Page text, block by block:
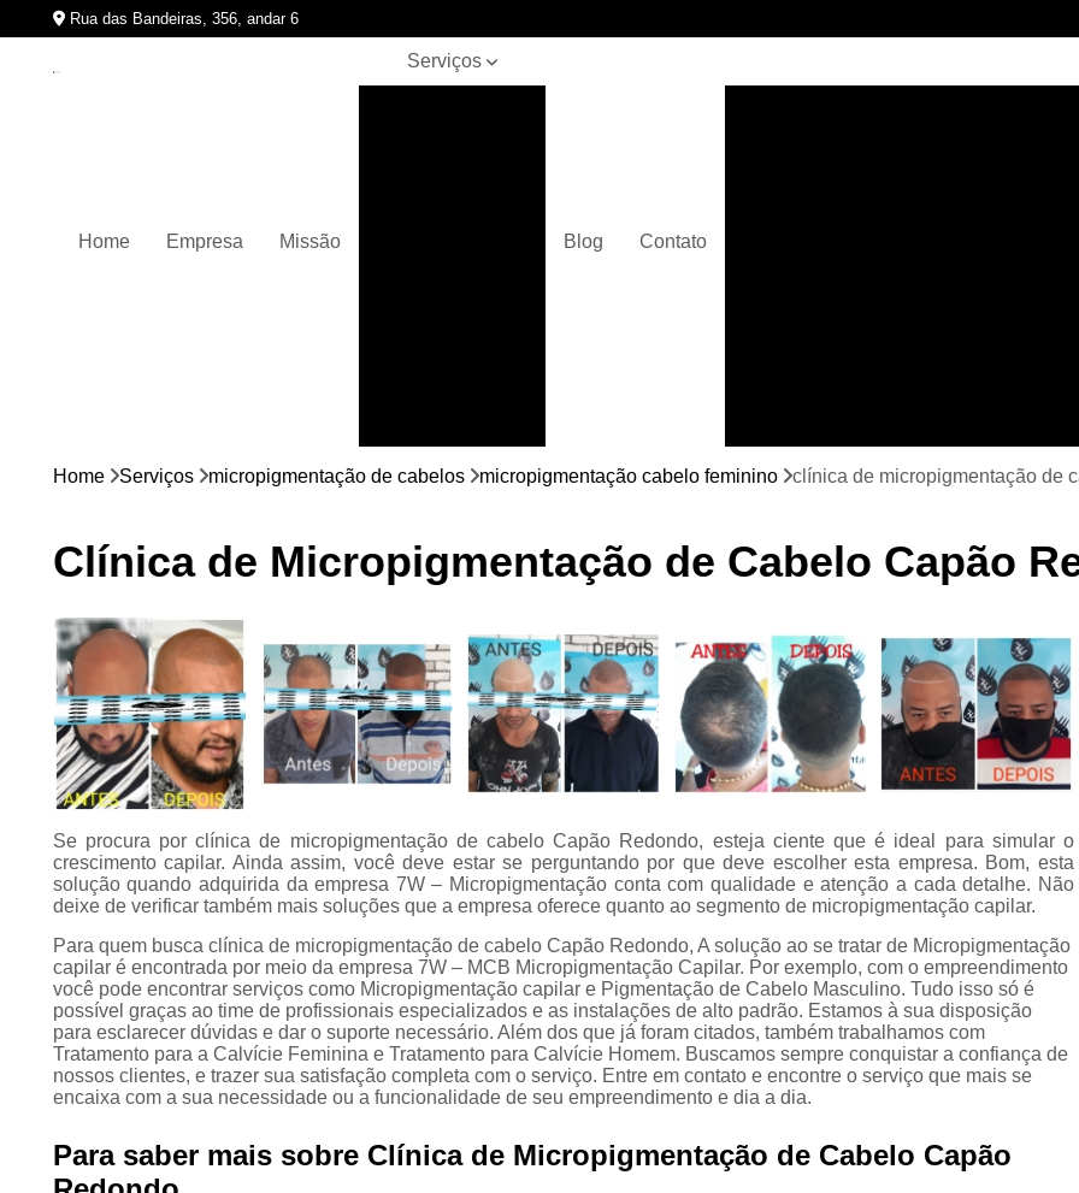
Rua das Bandeiras, 356, andar 6
Home Empresa Missão
Serviços
Preenchimento
capilar
calvície
Blog Contato
Curso de
Curso de
Curso de Micropigmentação Santo
Curso
Curso Presencial
Cursos de
Cursos de Micropigmentação de
Micropigmentação Capilar com
Micropigmentação Capilar em
Micropigmentação Capilar
Micropigmentação Capilar nas
Micropigmentação Capilar para
Micropigmentação Cabelo
Micropigmentação Cabelo
Micropigmentação Capilar Cabelo
Home Serviços micropigmentação de cabelos micropigmentação cabelo feminino clínica de micropigmentação de
Clínica de Micropigmentação de Cabelo Capão
Se procura por clínica de micropigmentação de cabelo Capão Redondo, esteja ciente que é ideal para simular o
crescimento capilar. Ainda assim, você deve estar se perguntando por que deve escolher esta empresa. Bom, esta
solução quando adquirida da empresa 7W – Micropigmentação conta com qualidade e atenção a cada detalhe. Não
deixe de verificar também mais soluções que a empresa oferece quanto ao segmento de micropigmentação capilar.
Para quem busca clínica de micropigmentação de cabelo Capão Redondo, A solução ao se tratar de Micropigmentação
capilar é encontrada por meio da empresa 7W – MCB Micropigmentação Capilar. Por exemplo, com o empreendimento
você pode encontrar serviços como Micropigmentação capilar e Pigmentação de Cabelo Masculino. Tudo isso só é
possível graças ao time de profissionais especializados e as instalações de alto padrão. Estamos à sua disposição
para esclarecer dúvidas e dar o suporte necessário. Além dos que já foram citados, também trabalhamos com
Tratamento para a Calvície Feminina e Tratamento para Calvície Homem. Buscamos sempre conquistar a confiança de
nossos clientes, e trazer sua satisfação completa com o serviço. Entre em contato e encontre o serviço que mais se
encaixa com a sua necessidade ou a funcionalidade de seu empreendimento e dia a dia.
Para saber mais sobre Clínica de Micropigmentação de Cabelo Capão